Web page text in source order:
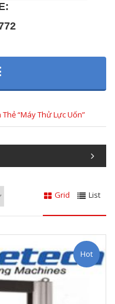
“máy Thử Lực Uốn”
Grid List
Hot